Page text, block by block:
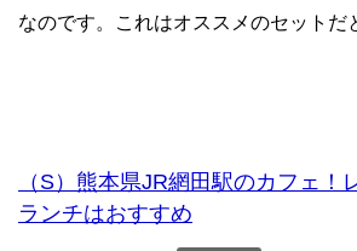
なのです。これはオススメのセットだ
（S）熊本県JR網田駅のカフェ！
ランチはおすすめ